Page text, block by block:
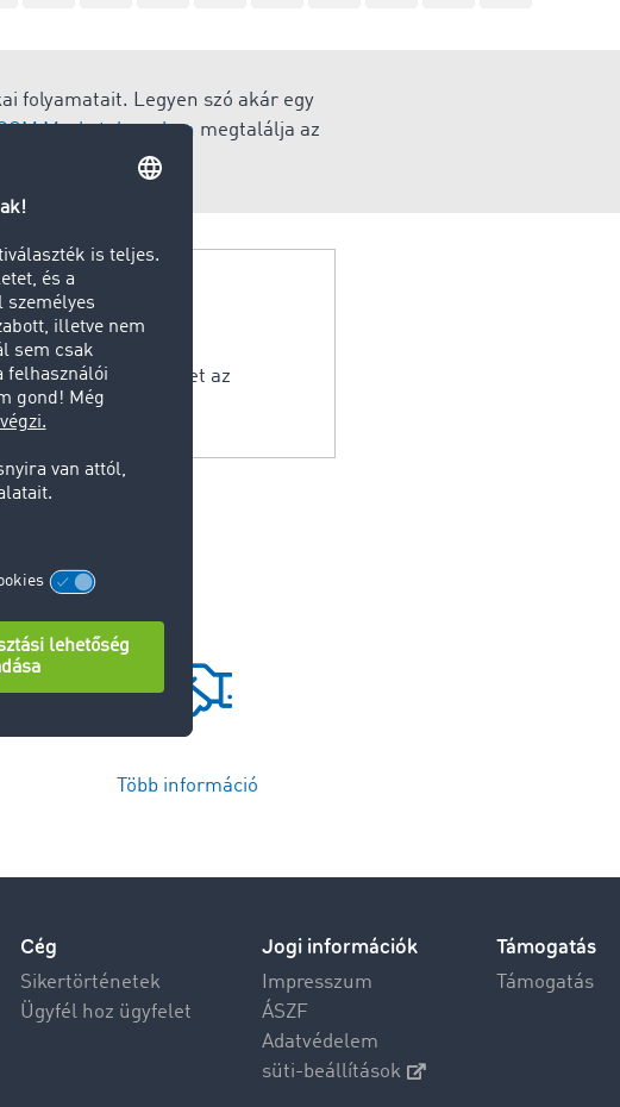
folyamatait. Legyen szó akár egy
Marketplace-ben megtalálja az
elvállaló élhet az
Több információ
Cég
Sikertörténetek
Ügyfél hoz ügyfelet
Jogi információk
Impresszum
ÁSZF
Adatvédelem
süti-beállítások
Támogatás
Támogatás